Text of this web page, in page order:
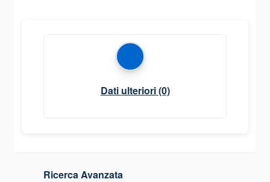
Dati ulteriori(0)
Ricerca Avanzata